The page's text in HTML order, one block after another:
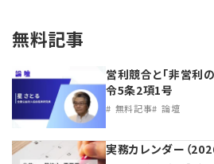
無料記事
営利競合と｢非営利
令5条2項1号
無料記事 論壇
実務カレンダー（